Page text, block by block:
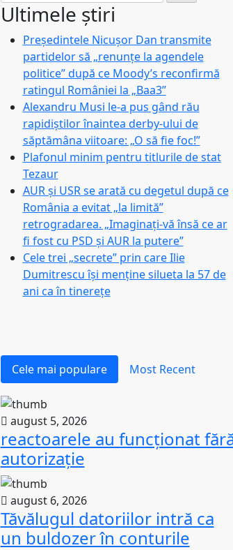
Ultimele știri
Președintele Nicușor Dan transmite
partidelor să „renunțe la agendele
politice” după ce Moody’s reconfirmă
ratingul României la „Baa3”
Alexandru Musi le-a pus gând rău
rapidiștilor înaintea derby-ului de
săptămâna viitoare: „O să fie foc!”
Plafonul minim pentru titlurile de stat
Tezaur
AUR și USR se arată cu degetul după ce
România a evitat „la limită”
retrogradarea. „Imaginaţi-vă însă ce ar
fi fost cu PSD şi AUR la putere”
Cele trei „secrete” prin care Ilie
Dumitrescu își menține silueta la 57 de
ani ca în tinerețe
Cele mai populare Most Recent
august 5, 2026
reactoarele au funcționat
autorizație
august 6, 2026
Tăvălugul datoriilor intră ca
un buldozer în conturile